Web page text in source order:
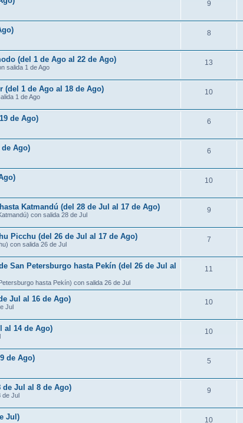
9
8
(del 1 de Ago al 22 de Ago)
salida 1 de Ago
13
(del 1 de Ago al 18 de Ago)
1 de Ago
10
de Ago) 6
Ago) 6
10
Katmandú (del 28 de Jul al 17 de Ago)
con salida 28 de Jul
9
Picchu (del 26 de Jul al 17 de Ago)
con salida 26 de Jul
7
San Petersburgo hasta Pekín (del 26 de Jul al
hasta Pekín) con salida 26 de Jul
11
Jul al 16 de Ago)
Jul
10
al 14 de Ago) 10
de Ago) 5
de Jul al 8 de Ago)
de Jul
9
Jul) 10